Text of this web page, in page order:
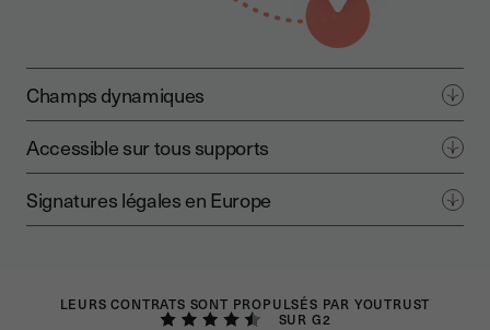
Champs dynamiques
Accessible sur tous supports
Signatures légales en Europe
LEURS CONTRATS SONT PROPULSÉS PAR YOUTRUST
SUR G2